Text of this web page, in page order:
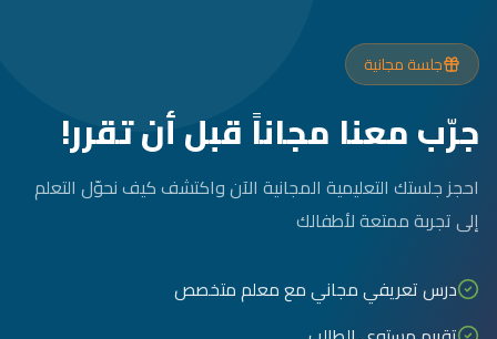
جلسة مجانية
جرّب معنا مجاناً قبل أن تقرر!
احجز جلستك التعليمية المجانية الآن واكتشف كيف نحوّل التعلم
إلى تجربة ممتعة لأطفالك
درس تعريفي مجاني مع معلم متخصص